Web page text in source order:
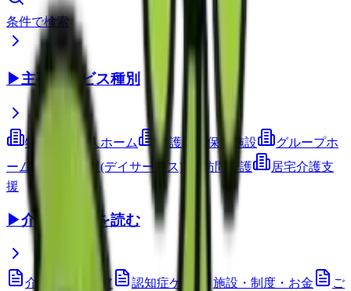
条件で検索
▶主要サービス種別
特別養護老人ホーム 介護老人保健施設
グループホ
ーム
通所介護(デイサービス) 訪問介護
居宅介護支
援
▶介護コラムを読む
介護技術・ケア 認知症ケア 施設・制度・お金
ご